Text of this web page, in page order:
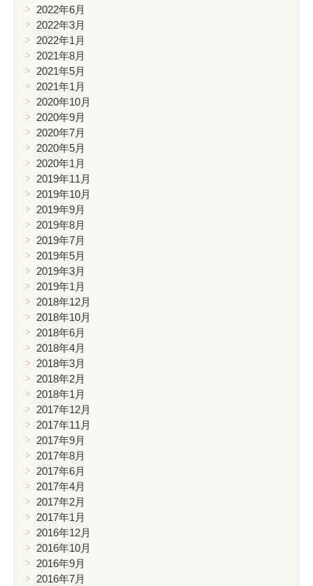
2022年6月
2022年3月
2022年1月
2021年8月
2021年5月
2021年1月
2020年10月
2020年9月
2020年7月
2020年5月
2020年1月
2019年11月
2019年10月
2019年9月
2019年8月
2019年7月
2019年5月
2019年3月
2019年1月
2018年12月
2018年10月
2018年6月
2018年4月
2018年3月
2018年2月
2018年1月
2017年12月
2017年11月
2017年9月
2017年8月
2017年6月
2017年4月
2017年2月
2017年1月
2016年12月
2016年10月
2016年9月
2016年7月